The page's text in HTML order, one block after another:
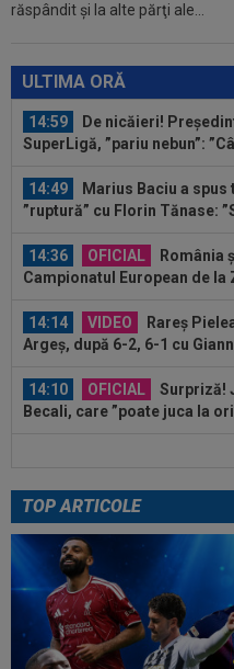
răspândit şi la alte părţi ale...
ULTIMA ORĂ
Darius Olaru a fost rezervă
Roș-albaștrii, ”ca acasă” la...
14:59
De nicăieri!
SuperLigă, ”pariu nebun”:
14:49
Marius Baciu a
”ruptură” cu Florin Tănase:
14:36 OFICIAL
România
Campionatul European de la
14:14 VIDEO
Rareș
Argeș, după 6-2, 6-1 cu
14:10 OFICIAL
Surpriză!
Becali, care ”poate juca la
Radu
13:47
Antrenorul lui Union
Darius Olaru a fost rezervă
15:06
Sepsi - FCSB | LIVE
Roș-albaștrii, ”ca acasă” la...
14:59
De nicăieri!
TOP ARTICOLE